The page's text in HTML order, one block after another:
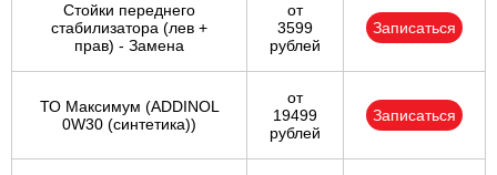
Стойки переднего
стабилизатора (лев +
прав) - Замена
от
3599
рублей
Записаться
ТО Максимум (ADDINOL
0W30 (синтетика))
от
19499
рублей
Записаться